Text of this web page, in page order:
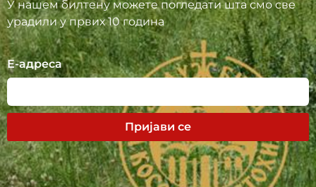
У нашем билтену можете погледати шта смо све
урадили у првих 10 година
Е-адреса
Пријави се